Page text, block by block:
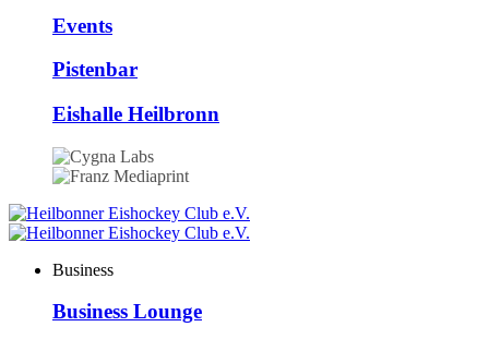
Events
Pistenbar
Eishalle Heilbronn
Business
Business Lounge